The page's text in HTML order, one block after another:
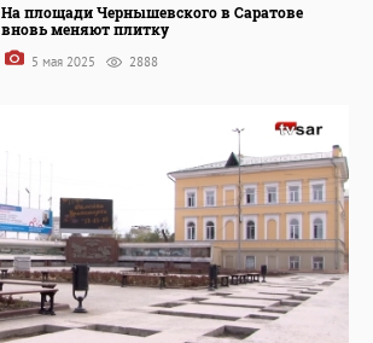
На площади Чернышевского в Саратове
вновь меняют плитку
5 мая 2025 2888